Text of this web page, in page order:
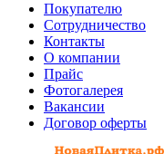
Покупателю
Сотрудничество
Контакты
О компании
Прайс
Фотогалерея
Вакансии
Договор оферты